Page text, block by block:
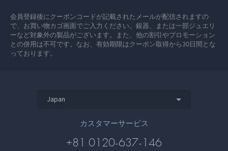
会員登録後にクーポンコードが記載されたメールが配信されますの
で、お買い物カゴ画面でご入力ください。銀器、または一部ジュエリ
ーなど対象外の製品がございます。また、他の割引やプロモーション
との併用は不可です。なお、有効期限はクーポン取得から30日間とな
っております。
Japan
カスタマーサービス
+81 0120-637-146